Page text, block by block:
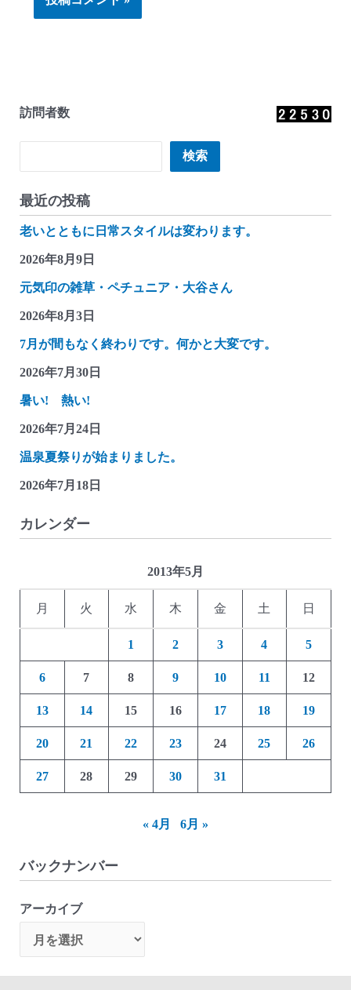
訪問者数
検索
最近の投稿
老いとともに日常スタイルは変わります。
2026年8月9日
元気印の雑草・ペチュニア・大谷さん
2026年8月3日
7月が間もなく終わりです。何かと大変です。
2026年7月30日
暑い! 熱い!
2026年7月24日
温泉夏祭りが始まりました。
2026年7月18日
カレンダー
2013年5月
月 火 水 木 金 土 日
1 2 3 4 5
6 7 8 9 10 11 12
13 14 15 16 17 18 19
20 21 22 23 24 25 26
27 28 29 30 31
« 4月 6月 »
バックナンバー
アーカイブ